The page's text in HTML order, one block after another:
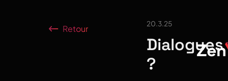
Retour 20.3.25
?